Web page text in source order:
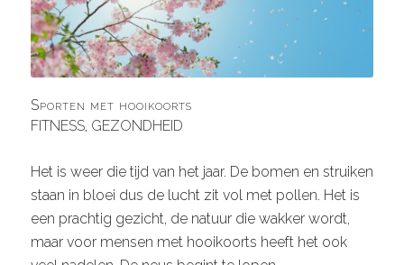
Sporten met hooikoorts
FITNESS, GEZONDHEID
Het is weer die tijd van het jaar. De bomen en struiken
staan in bloei dus de lucht zit vol met pollen. Het is
een prachtig gezicht, de natuur die wakker wordt,
maar voor mensen met hooikoorts heeft het ook